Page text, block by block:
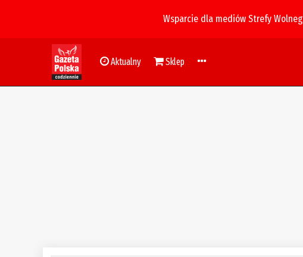
Wsparcie dla mediów Strefy
Aktualny Sklep